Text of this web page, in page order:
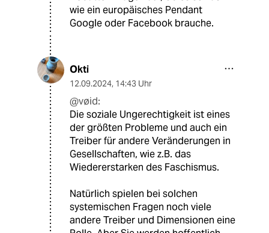
wie ein europäisches Pendant
Google oder Facebook brauche.
Okti
12.09.2024, 14:43 Uhr
@vøid:
Die soziale Ungerechtigkeit ist eines
der größten Probleme und auch ein
Treiber für andere Veränderungen in
Gesellschaften, wie z.B. das
Wiedererstarken des Faschismus.
Natürlich spielen bei solchen
systemischen Fragen noch viele
andere Treiber und Dimensionen eine